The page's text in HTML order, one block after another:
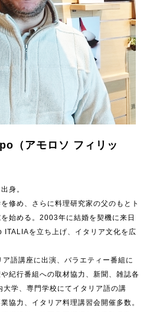
（アモロソ フィリッ
身。
修め、さらに料理研究家の父のもとト
始める。2003年に結婚を契機に来日
を立ち上げ、イタリア文化を広
語講座に出演、バラエティー番組に
紀行番組への取材協力、新聞、雑誌各
学、専門学校にてイタリア語の講
協力、イタリア料理講習会開催多数。